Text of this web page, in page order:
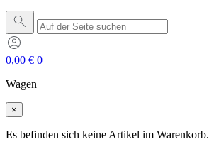
0,00 € 0
Wagen
×
Es befinden sich keine Artikel im Warenkorb.